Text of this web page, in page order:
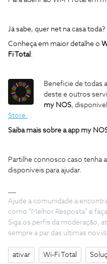
Já sabe, quer net na casa
Conheça em maior detalhe o
Fi Total :
Beneficie de todas
deste e outros
my NOS,
Store.
Saiba mais sobre a app my
Partilhe connosco caso tenha
disponíveis para ajudar.
Ajude a comunidade a
como "Melhor Resposta" e
Siga os perfis da moderação,
sempre a par das ultimas
ativar Wi-Fi Total